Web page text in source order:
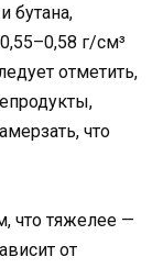
бутана,
г/см³
отметить,
что
что тяжелее —
от